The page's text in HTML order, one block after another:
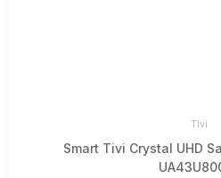
Tivi
Smart Tivi Crystal UHD